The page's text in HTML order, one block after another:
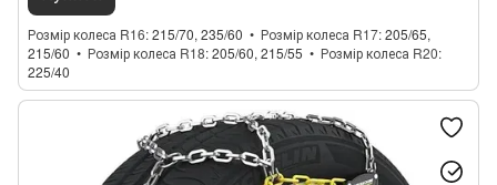
Розмір колеса R16 215/70, 235/60 Розмір колеса R17 205/65,
215/60
Розмір колеса R18 205/60, 215/55
Розмір колеса R20
225/40